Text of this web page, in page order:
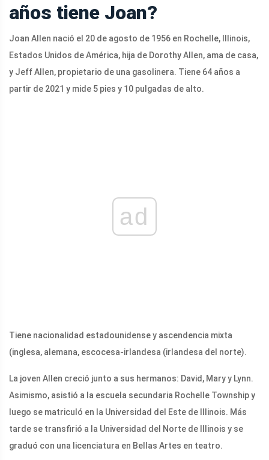
años tiene Joan?
Joan Allen nació el 20 de agosto de 1956 en Rochelle, Illinois,
Estados Unidos de América, hija de Dorothy Allen, ama de casa,
y Jeff Allen, propietario de una gasolinera. Tiene 64 años a
partir de 2021 y mide 5 pies y 10 pulgadas de alto.
ad
Tiene nacionalidad estadounidense y ascendencia mixta
(inglesa, alemana, escocesa-irlandesa (irlandesa del norte).
La joven Allen creció junto a sus hermanos: David, Mary y Lynn.
Asimismo, asistió a la escuela secundaria Rochelle Township y
luego se matriculó en la Universidad del Este de Illinois. Más
tarde se transfirió a la Universidad del Norte de Illinois y se
graduó con una licenciatura en Bellas Artes en teatro.